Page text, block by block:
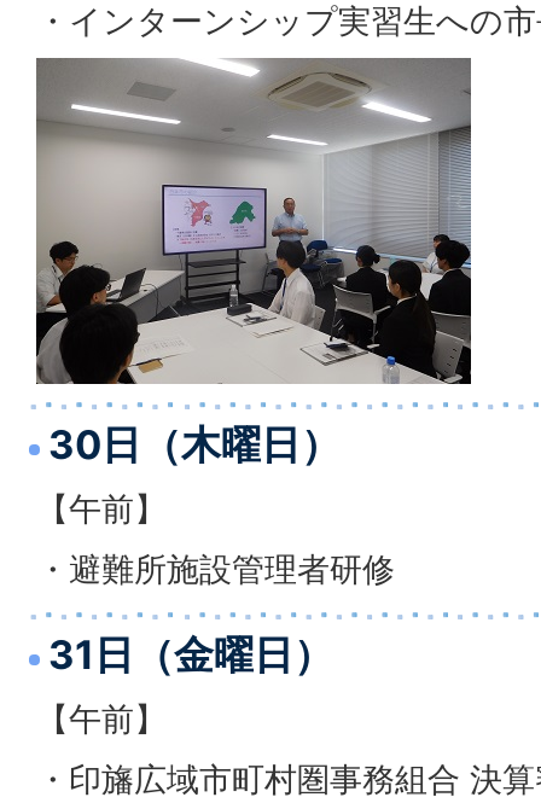
・インターンシップ実習生への
30日（木曜日）
【午前】
・避難所施設管理者研修
31日（金曜日）
【午前】
・印旛広域市町村圏事務組合 決